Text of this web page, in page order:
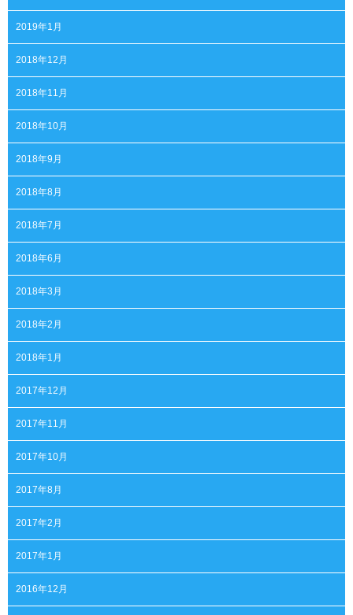
2019年1月
2018年12月
2018年11月
2018年10月
2018年9月
2018年8月
2018年7月
2018年6月
2018年3月
2018年2月
2018年1月
2017年12月
2017年11月
2017年10月
2017年8月
2017年2月
2017年1月
2016年12月